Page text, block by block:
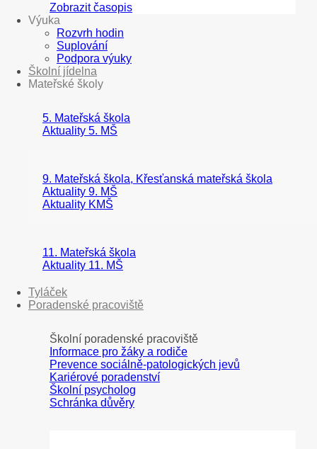
Zobrazit časopis
Výuka
Rozvrh hodin
Suplování
Podpora výuky
Školní jídelna
Mateřské školy
5. Mateřská škola
Aktuality 5. MŠ
9. Mateřská škola, Křesťanská mateřská škola
Aktuality 9. MŠ
Aktuality KMŠ
11. Mateřská škola
Aktuality 11. MŠ
Tyláček
Poradenské pracoviště
Školní poradenské pracoviště
Informace pro žáky a rodiče
Prevence sociálně-patologických jevů
Kariérové poradenství
Školní psycholog
Schránka důvěry